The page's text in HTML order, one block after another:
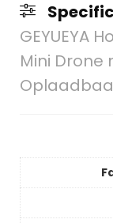
GEYUEYA
Mini Drone